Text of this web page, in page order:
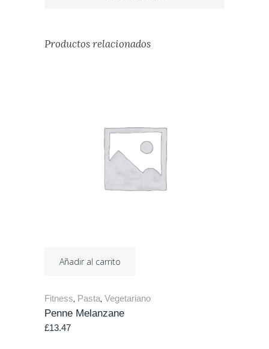
Productos relacionados
Añadir al carrito
Fitness, Pasta, Vegetariano
Penne Melanzane
£13.47